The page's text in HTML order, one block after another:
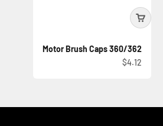
360/362 Motor Brush Caps
السعر بعد الخصم
$4.12